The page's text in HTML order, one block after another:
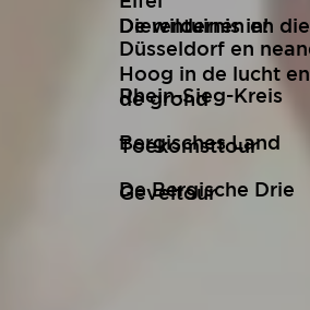
De wildernis in!
Hoog in de lucht
de grond
Toekomsttour
Geveltour
Düsseldorf en
Rhein-Sieg-Kreis
Bergisches Land
De Bergische Drie
Dierentuinen en